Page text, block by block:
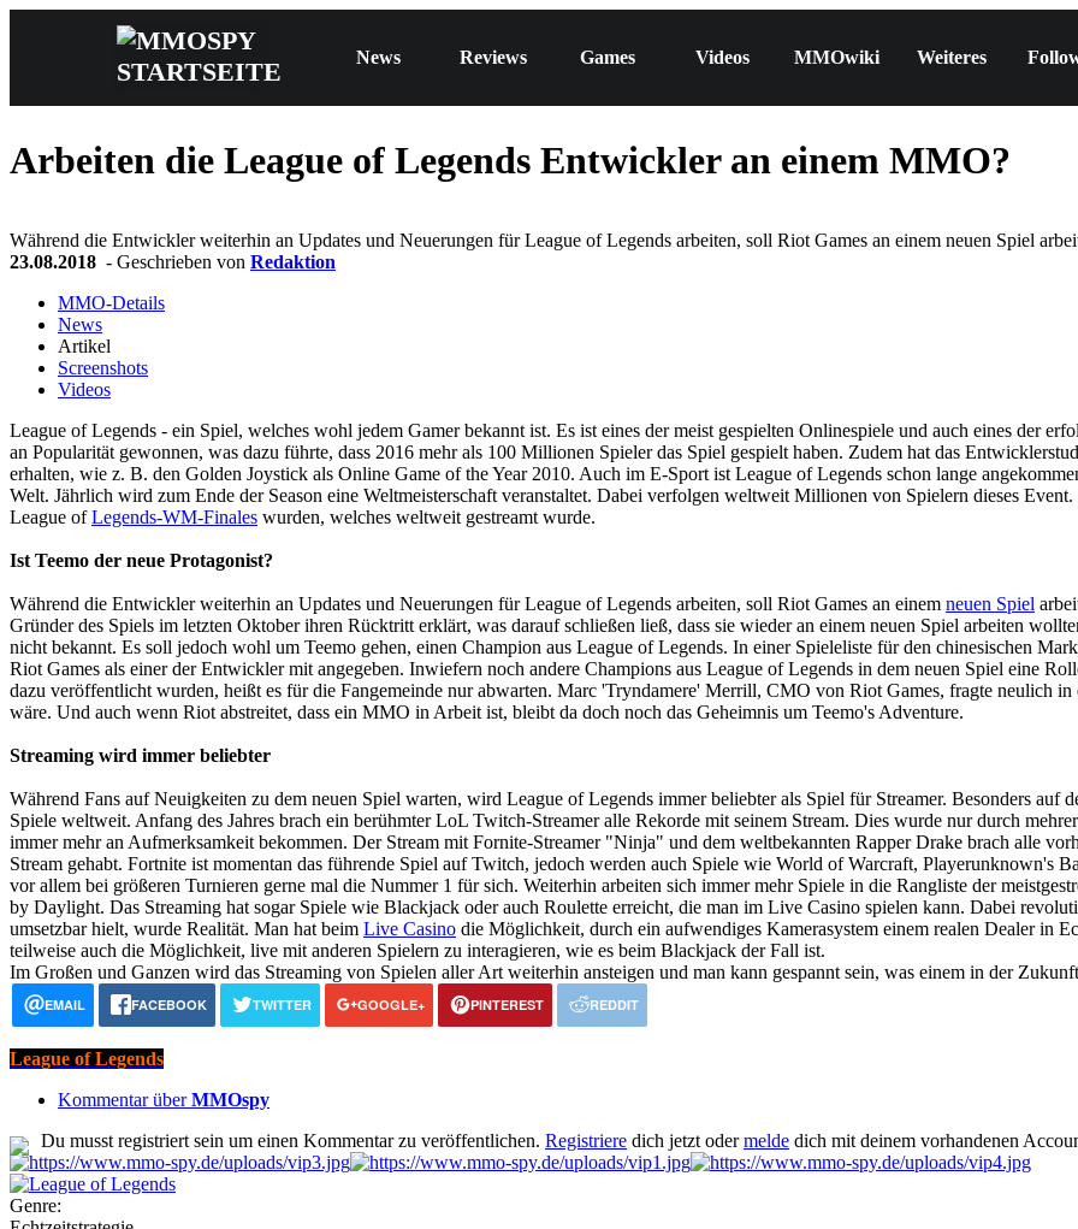
News Reviews Games Videos MMOwiki Weiteres
Arbeiten die League of Legends Entwickler an einem MMO?
Während die Entwickler weiterhin an Updates und Neuerungen für League of Legends arbeiten, soll Riot Games an einem neuen Spiel
23.08.2018 - Geschrieben von Redaktion
MMO-Details
News
Artikel
Screenshots
Videos
League of Legends - ein Spiel, welches wohl jedem Gamer bekannt ist. Es ist eines der meist gespielten Onlinespiele und auch eines der
an Popularität gewonnen, was dazu führte, dass 2016 mehr als 100 Millionen Spieler das Spiel gespielt haben. Zudem hat das
erhalten, wie z. B. den Golden Joystick als Online Game of the Year 2010. Auch im E-Sport ist League of Legends schon lange
Welt. Jährlich wird zum Ende der Season eine Weltmeisterschaft veranstaltet. Dabei verfolgen weltweit Millionen von Spielern dieses
League ofLegends-WM-Finales wurden, welches weltweit gestreamt wurde.
Ist Teemo der neue Protagonist?
Während die Entwickler weiterhin an Updates und Neuerungen für League of Legends arbeiten, soll Riot Games an einem neuen Spiel
Gründer des Spiels im letzten Oktober ihren Rücktritt erklärt, was darauf schließen ließ, dass sie wieder an einem neuen Spiel arbeiten
nicht bekannt. Es soll jedoch wohl um Teemo gehen, einen Champion aus League of Legends. In einer Spieleliste für den chinesischen
Riot Games als einer der Entwickler mit angegeben. Inwiefern noch andere Champions aus League of Legends in dem neuen Spiel eine
dazu veröffentlicht wurden, heißt es für die Fangemeinde nur abwarten. Marc 'Tryndamere' Merrill, CMO von Riot Games, fragte neulich
wäre. Und auch wenn Riot abstreitet, dass ein MMO in Arbeit ist, bleibt da doch noch das Geheimnis um Teemo's Adventure.
Streaming wird immer beliebter
Während Fans auf Neuigkeiten zu dem neuen Spiel warten, wird League of Legends immer beliebter als Spiel für Streamer. Besonders auf
Spiele weltweit. Anfang des Jahres brach ein berühmter LoL Twitch-Streamer alle Rekorde mit seinem Stream. Dies wurde nur durch
immer mehr an Aufmerksamkeit bekommen. Der Stream mit Fornite-Streamer "Ninja" und dem weltbekannten Rapper Drake brach alle
Stream gehabt. Fortnite ist momentan das führende Spiel auf Twitch, jedoch werden auch Spiele wie World of Warcraft, Playerunknown's
vor allem bei größeren Turnieren gerne mal die Nummer 1 für sich. Weiterhin arbeiten sich immer mehr Spiele in die Rangliste der
by Daylight. Das Streaming hat sogar Spiele wie Blackjack oder auch Roulette erreicht, die man im Live Casino spielen kann. Dabei
umsetzbar hielt, wurde Realität. Man hat beim Live Casino die Möglichkeit, durch ein aufwendiges Kamerasystem einem realen Dealer in
teilweise auch die Möglichkeit, live mit anderen Spielern zu interagieren, wie es beim Blackjack der Fall ist.
Im Großen und Ganzen wird das Streaming von Spielen aller Art weiterhin ansteigen und man kann gespannt sein, was einem in der
EMAIL FACEBOOK TWITTER GOOGLE+ PINTEREST REDDIT
League of Legends
Kommentar überMMOspy
Du musst registriert sein um einen Kommentar zu veröffentlichen. Registriere dich jetzt odermelde dich mit deinem vorhandenen
Genre: